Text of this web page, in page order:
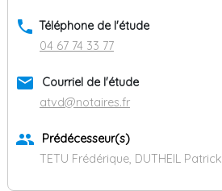
phone Téléphone de l'étude
04 67 74 33 77
email
Courriel de l'étude
atvd@notaires.fr
group
Prédécesseur(s)
TETU Frédérique, DUTHEIL Patrick